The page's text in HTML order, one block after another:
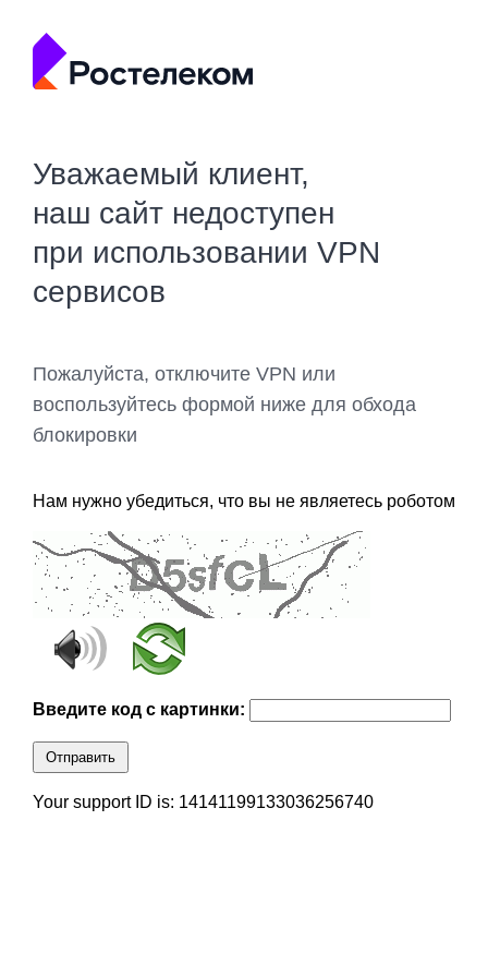
Уважаемый клиент,
наш сайт недоступен
при использовании VPN
сервисов
Пожалуйста, отключите VPN или
воспользуйтесь формой ниже для обхода
блокировки
Нам нужно убедиться, что вы не являетесь роботом
Введите код с картинки:
Отправить
Your support ID is: 14141199133036256740